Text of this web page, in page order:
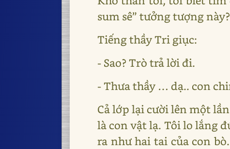
sum sê” tưởng tượng này?
Tiếng thầy Tri giục:
- Sao? Trò trả lời đi.
- Thưa thầy … dạ.. con
Cả lớp lại cười lên một
là con vật lạ. Tôi lo lắng
ra như hai tai của con